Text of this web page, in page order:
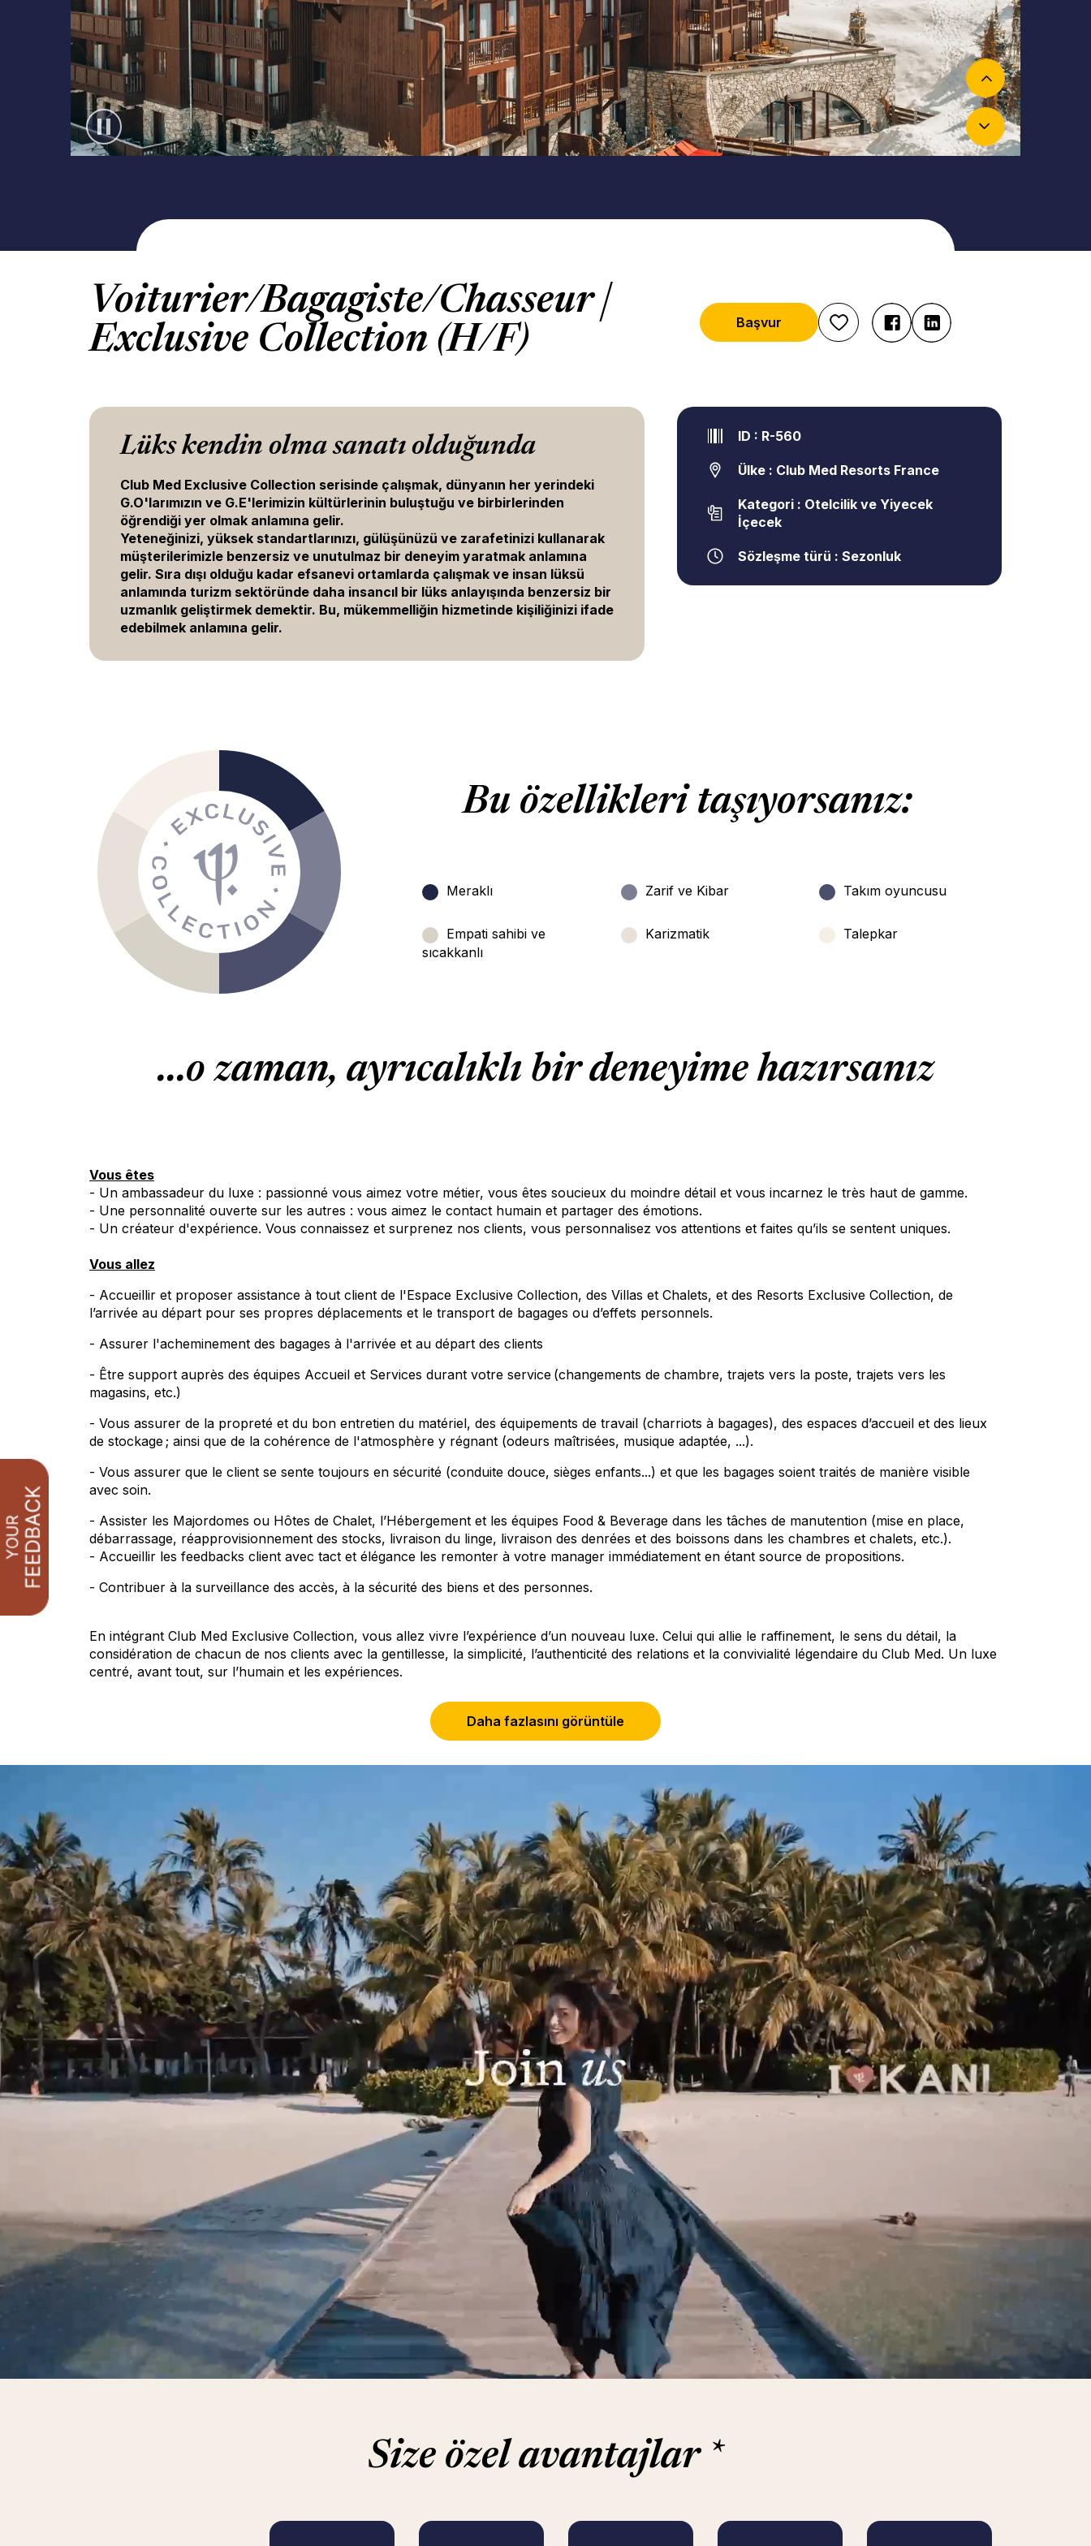
Karuseli duraklat
Voiturier/Bagagiste/Chasseur |
Exclusive Collection (H/F)
Başvur
Lüks kendin olma sanatı olduğunda
Club Med Exclusive Collection serisinde çalışmak, dünyanın her yerindeki
G.O'larımızın ve G.E'lerimizin kültürlerinin buluştuğu ve birbirlerinden
öğrendiği yer olmak anlamına gelir.
Yeteneğinizi, yüksek standartlarınızı, gülüşünüzü ve zarafetinizi kullanarak
müşterilerimizle benzersiz ve unutulmaz bir deneyim yaratmak anlamına
gelir. Sıra dışı olduğu kadar efsanevi ortamlarda çalışmak ve insan lüksü
anlamında turizm sektöründe daha insancıl bir lüks anlayışında benzersiz bir
uzmanlık geliştirmek demektir. Bu, mükemmelliğin hizmetinde kişiliğinizi ifade
edebilmek anlamına gelir.
ID : R-560
Ülke : Club Med Resorts France
Kategori : Otelcilik ve Yiyecek
İçecek
Sözleşme türü : Sezonluk
Bu özellikleri taşıyorsanız:
Meraklı Zarif ve Kibar Takım oyuncusu
Empati sahibi ve
sıcakkanlı
Karizmatik Talepkar
...o zaman, ayrıcalıklı bir deneyime hazırsanız
Vous êtes
- Un ambassadeur du luxe : passionné vous aimez votre métier, vous êtes soucieux du moindre détail et vous incarnez le très haut de gamme.
- Une personnalité ouverte sur les autres : vous aimez le contact humain et partager des émotions.
- Un créateur d'expérience. Vous connaissez et surprenez nos clients, vous personnalisez vos attentions et faites qu’ils se sentent uniques.
Vous allez
- Accueillir et proposer assistance à tout client de l'Espace Exclusive Collection, des Villas et Chalets, et des Resorts Exclusive Collection, de
l’arrivée au départ pour ses propres déplacements et le transport de bagages ou d’effets personnels.
- Assurer l'acheminement des bagages à l'arrivée et au départ des clients
- Être support auprès des équipes Accueil et Services durant votre service (changements de chambre, trajets vers la poste, trajets vers les
magasins, etc.)
- Vous assurer de la propreté et du bon entretien du matériel, des équipements de travail (charriots à bagages), des espaces d’accueil et des lieux
de stockage ; ainsi que de la cohérence de l'atmosphère y régnant (odeurs maîtrisées, musique adaptée, ...).
- Vous assurer que le client se sente toujours en sécurité (conduite douce, sièges enfants...) et que les bagages soient traités de manière visible
avec soin.
- Assister les Majordomes ou Hôtes de Chalet, l’Hébergement et les équipes Food & Beverage dans les tâches de manutention (mise en place,
débarrassage, réapprovisionnement des stocks, livraison du linge, livraison des denrées et des boissons dans les chambres et chalets, etc.).
- Accueillir les feedbacks client avec tact et élégance les remonter à votre manager immédiatement en étant source de propositions.
- Contribuer à la surveillance des accès, à la sécurité des biens et des personnes.
En intégrant Club Med Exclusive Collection, vous allez vivre l’expérience d’un nouveau luxe. Celui qui allie le raffinement, le sens du détail, la
considération de chacun de nos clients avec la gentillesse, la simplicité, l’authenticité des relations et la convivialité légendaire du Club Med. Un luxe
centré, avant tout, sur l’humain et les expériences.
4 lignes pour répondre à toutes vos attentes, en matière d’environnement de travail : des Resorts 100% Club Med Exclusive Collection, des
Espaces Club Med Exclusive Collection dans nos Resorts Premium, des Villas et Chalets et notre légendaire Voilier 5 mâts.
Tous nos postes sont ouverts aux personnes en situation de handicap.
Daha fazlasını görüntüle
Size özel avantajlar *